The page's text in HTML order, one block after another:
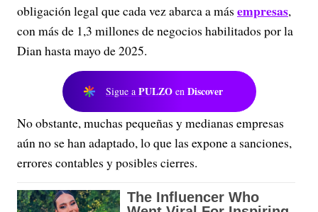
obligación legal que cada vez abarca a más empresas,
con más de 1,3 millones de negocios habilitados por la
Dian hasta mayo de 2025.
Sigue a PULZO en Discover
No obstante, muchas pequeñas y medianas empresas
aún no se han adaptado, lo que las expone a sanciones,
errores contables y posibles cierres.